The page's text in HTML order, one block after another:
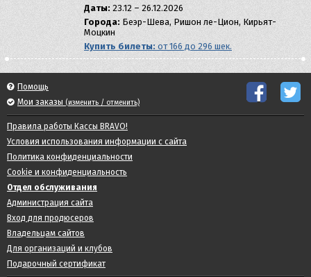
Даты: 23.12 – 26.12.2026
Города: Беэр-Шева, Ришон ле-Цион, Кирьят-
Моцкин
Купить билеты: от 166 до 296 шек.
Помощь
Мои заказы (изменить / отменить)
Правила работы Кассы BRAVO!
Условия использования информации с сайта
Политика конфиденциальности
Cookie и конфиденциальность
Отдел обслуживания
Администрация сайта
Вход для продюсеров
Владельцам сайтов
Для организаций и клубов
Подарочный сертификат